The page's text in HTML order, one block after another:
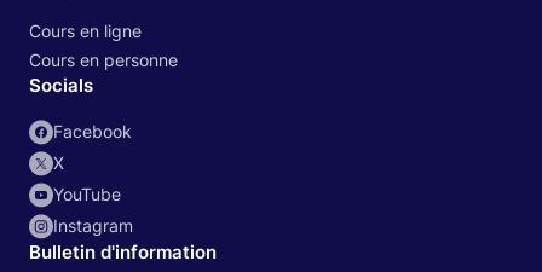
Cours en ligne
Cours en personne
Socials
Facebook
X
YouTube
Instagram
Bulletin d'information